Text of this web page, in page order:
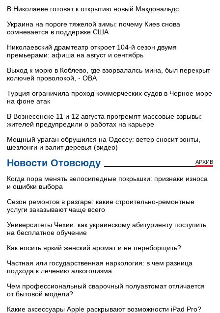
В Николаеве готовят к открытию новый Макдональдс
Украина на пороге тяжелой зимы: почему Киев снова
сомневается в поддержке США
Николаевский драмтеатр откроет 104-й сезон двумя
премьерами: афиша на август и сентябрь
Выход к морю в Коблево, где взорвалалсь мина, был перекрыт
колючей проволокой, - ОВА
Турция ограничила проход коммерческих судов в Черное море
на фоне атак
В Вознесенске 11 и 12 августа прогремят массовые взрывы:
жителей предупредили о работах на карьере
Мощный ураган обрушился на Одессу: ветер сносит зонты,
шезлонги и валит деревья (видео)
Новости Отовсюду АРХИВ
Когда пора менять велосипедные покрышки: признаки износа
и ошибки выбора
Сезон ремонтов в разгаре: какие строительно-ремонтные
услуги заказывают чаще всего
Университеты Чехии: как украинскому абитуриенту поступить
на бесплатное обучение
Как носить яркий женский аромат и не переборщить?
Частная или государственная наркология: в чем разница
подхода к лечению алкоголизма
Чем профессиональный сварочный полуавтомат отличается
от бытовой модели?
Какие аксессуары Apple раскрывают возможности iPad Pro?